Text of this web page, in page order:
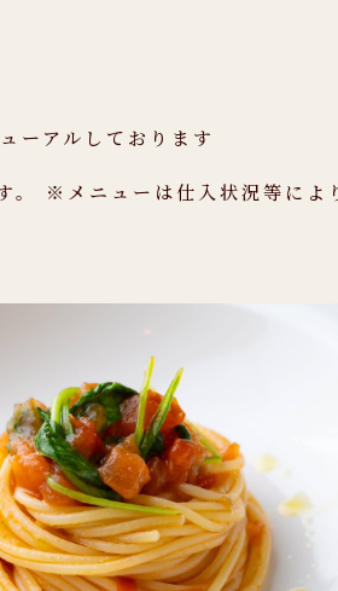
ーアルしております
。 ※メニューは仕入状況等によ